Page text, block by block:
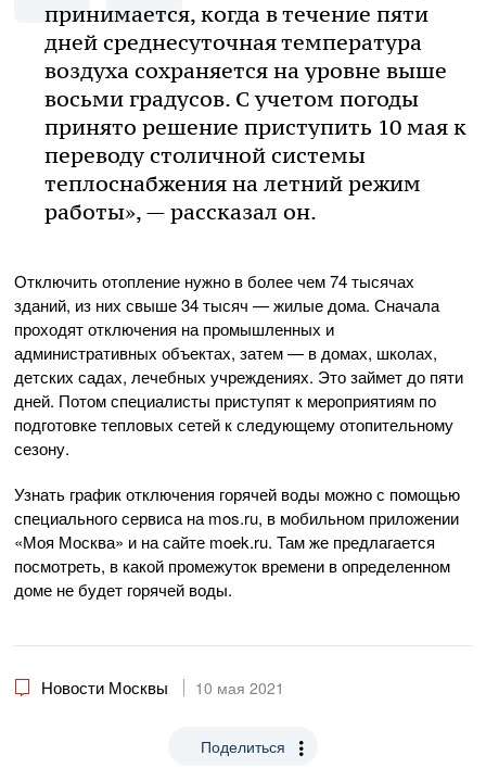
принимается, когда в течение пяти
дней среднесуточная температура
воздуха сохраняется на уровне выше
восьми градусов. С учетом погоды
принято решение приступить 10 мая к
переводу столичной системы
теплоснабжения на летний режим
работы», — рассказал он.
Отключить отопление нужно в более чем 74 тысячах
зданий, из них свыше 34 тысяч — жилые дома. Сначала
проходят отключения на промышленных и
административных объектах, затем — в домах, школах,
детских садах, лечебных учреждениях. Это займет до пяти
дней. Потом специалисты приступят к мероприятиям по
подготовке тепловых сетей к следующему отопительному
сезону.
Узнать график отключения горячей воды можно с помощью
специального сервиса на mos.ru, в мобильном приложении
«Моя Москва» и на сайте moek.ru. Там же предлагается
посмотреть, в какой промежуток времени в определенном
доме не будет горячей воды.
Новости Москвы 10 мая 2021
Поделиться